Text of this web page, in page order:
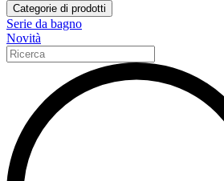
Categorie di prodotti
Serie da bagno
Novità